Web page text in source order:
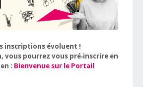
inscriptions évoluent !
vous pourrez vous pré‑inscrire en
: Bienvenue sur le Portail